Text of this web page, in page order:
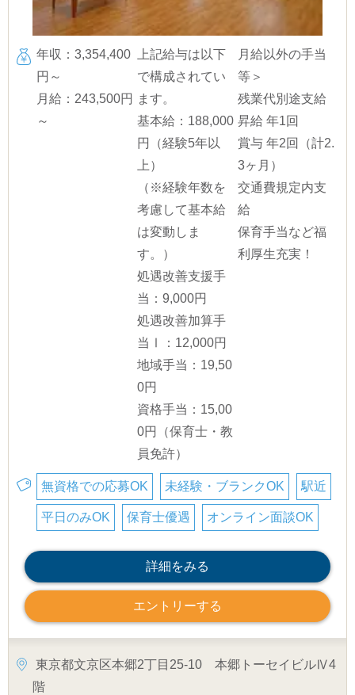
年収：3,354,400
円～
月給：243,500円
～
上記給与は以下
で構成されてい
ます。
基本給：188,000
円（経験5年以
上）
（※経験年数を
考慮して基本給
は変動しま
す。）
処遇改善支援手
当：9,000円
処遇改善加算手
当Ⅰ：12,000円
地域手当：19,50
0円
資格手当：15,00
0円（保育士・教
員免許）
月給以外の手当
等＞
残業代別途支給
昇給 年1回
賞与 年2回（計2.
3ヶ月）
交通費規定内支
給
保育手当など福
利厚生充実！
無資格での応募OK 未経験・ブランクOK 駅近
平日のみOK 保育士優遇 オンライン面談OK
詳細をみる
エントリーする
東京都文京区本郷2丁目25-10 本郷トーセイビルⅣ4
階